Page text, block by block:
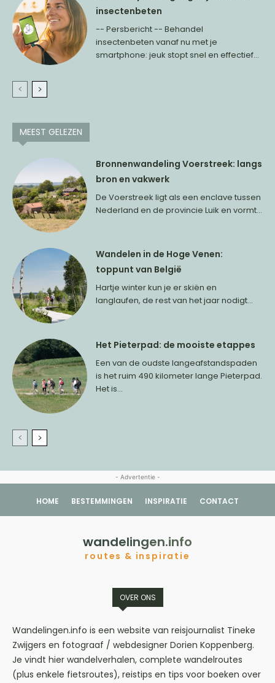
insectenbeten
-- Persbericht -- Behandel
insectenbeten vanaf nu met je
smartphone: jeuk stopt snel en effectief...
MEEST GELEZEN
Bronnenwandeling Voerstreek: langs
bron en vakwerk
De Voerstreek ligt als een enclave tussen
Nederland en de provincie Luik en vormt...
Wandelen in de Hoge Venen:
toppunt van België
Hartje winter kun je er skiën en
langlaufen, de rest van het jaar nodigt...
Het Pieterpad: de mooiste etappes
Een van de oudste langeafstandspaden
is het ruim 490 kilometer lange Pieterpad.
Het is...
- Advertentie -
HOME BESTEMMINGEN INSPIRATIE CONTACT
wandelingen.info
routes & inspiratie
OVER ONS
Wandelingen.info is een website van reisjournalist Tineke
Zwijgers en fotograaf / webdesigner Dorien Koppenberg.
Je vindt hier wandelverhalen, complete wandelroutes
(plus enkele fietsroutes), reistips en tips voor boeken over